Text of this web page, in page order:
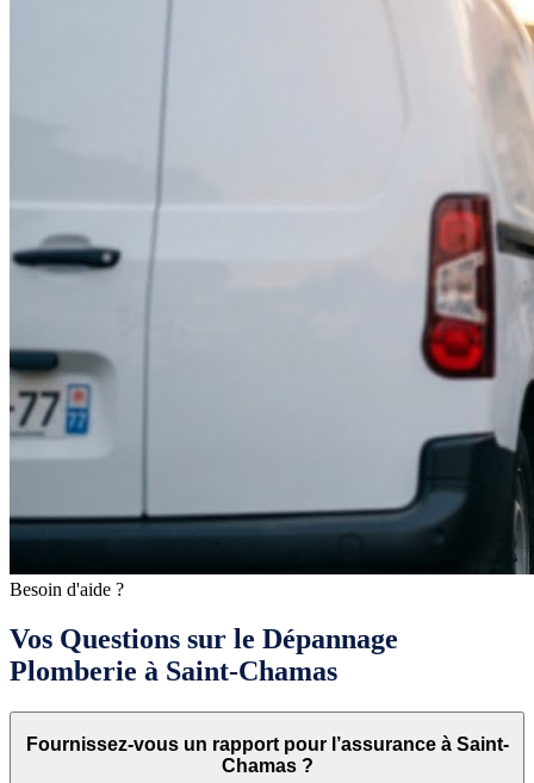
Besoin d'aide ?
Vos Questions sur le Dépannage
Plomberie à Saint-Chamas
Fournissez-vous un rapport pour l’assurance à Saint-
Chamas ?